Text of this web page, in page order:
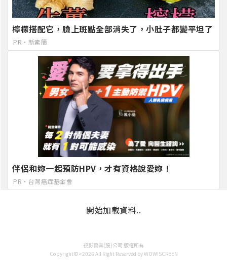
檸檬搭配它，臉上斑點全部消失了，小肚子都變平坦了
PR・新素簡
伴侶和妳一起預防HPV，才有資格說愛妳！
PR・台灣癌症基金會
開始加載資料..
視影實業(股)公司 版權所有
Copyright©>2026 All Right Reserved by WOW!SCREEN